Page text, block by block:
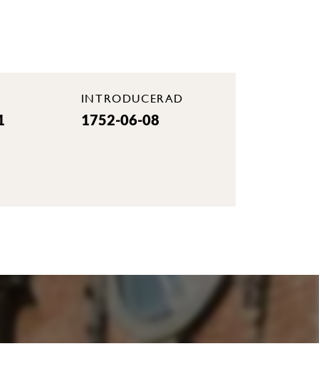
INTRODUCERAD
1752-06-08